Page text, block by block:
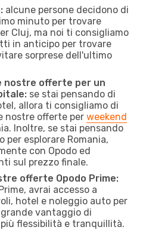
alcune persone decidono di
minuto per trovare
Cluj, ma noi ti consigliamo
in anticipo per trovare
sorprese dell'ultimo
nostre offerte per un
se stai pensando di
allora ti consigliamo di
nostre offerte per weekend
Inoltre, se stai pensando
per esplorare Romania,
con Opodo ed
sul prezzo finale.
offerte Opodo Prime:
avrai accesso a
hotel e noleggio auto per
vantaggio di
flessibilità e tranquillità.